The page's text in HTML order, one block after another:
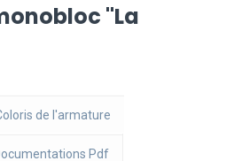
"La
de l'armature
Pdf